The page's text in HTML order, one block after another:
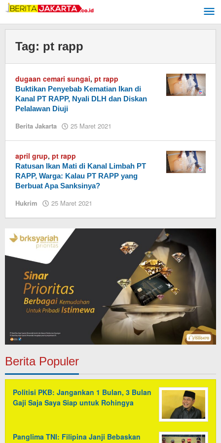
Lewati
ke
konten
Tag: pt rapp
dugaan cemari sungai, pt rapp
Buktikan Penyebab Kematian Ikan di
Kanal PT RAPP, Nyali DLH dan Diskan
Pelalawan Diuji
Berita Jakarta 25 Maret 2021
april grup, pt rapp
Ratusan Ikan Mati di Kanal Limbah PT
RAPP, Warga: Kalau PT RAPP yang
Berbuat Apa Sanksinya?
Hukrim 25 Maret 2021
Berita Populer
Politisi PKB: Jangankan 1 Bulan, 3 Bulan
Gaji Saja Saya Siap untuk Rohingya
Panglima TNI: Filipina Janji Bebaskan